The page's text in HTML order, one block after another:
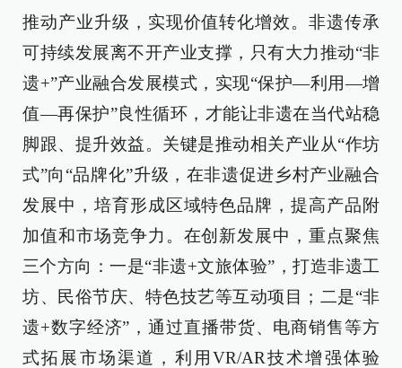
推动产业升级，实现价值转化增效。非遗传承
可持续发展离不开产业支撑，只有大力推动“非
遗+”产业融合发展模式，实现“保护—利用—增
值—再保护”良性循环，才能让非遗在当代站稳
脚跟、提升效益。关键是推动相关产业从“作坊
式”向“品牌化”升级，在非遗促进乡村产业融合
发展中，培育形成区域特色品牌，提高产品附
加值和市场竞争力。在创新发展中，重点聚焦
三个方向：一是“非遗+文旅体验”，打造非遗工
坊、民俗节庆、特色技艺等互动项目；二是“非
遗+数字经济”，通过直播带货、电商销售等方
式拓展市场渠道，利用VR/AR技术增强体验